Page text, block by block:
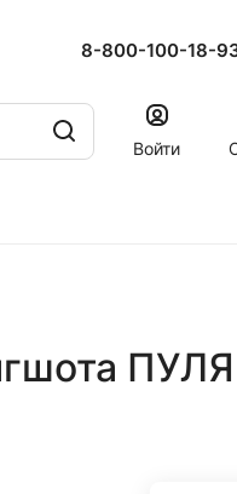
8-800-100-18-
Войти